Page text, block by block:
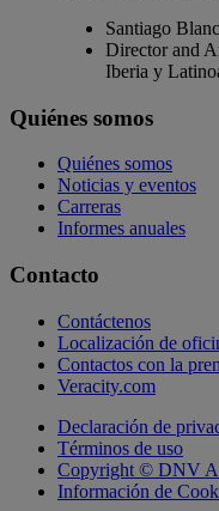
Santiago
Director and
Iberia y
Quiénes somos
Quiénes somos
Noticias y eventos
Carreras
Informes anuales
Contacto
Contáctenos
Localización de
Contactos con la
Veracity.com
Declaración de
Términos de uso
Copyright © DNV
Información de